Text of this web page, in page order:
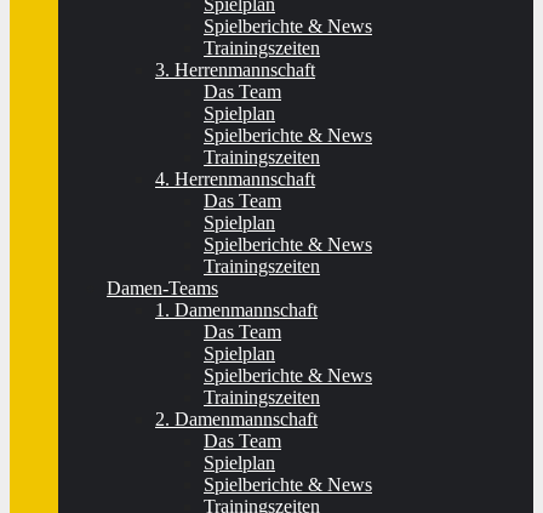
Spielplan
Spielberichte & News
Trainingszeiten
3. Herrenmannschaft
Das Team
Spielplan
Spielberichte & News
Trainingszeiten
4. Herrenmannschaft
Das Team
Spielplan
Spielberichte & News
Trainingszeiten
Damen-Teams
1. Damenmannschaft
Das Team
Spielplan
Spielberichte & News
Trainingszeiten
2. Damenmannschaft
Das Team
Spielplan
Spielberichte & News
Trainingszeiten